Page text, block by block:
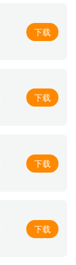
下载
下载
下载
下载